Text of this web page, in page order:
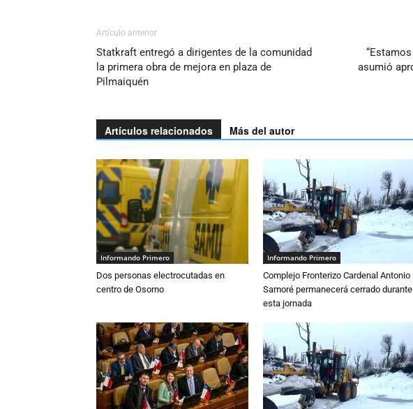
Artículo anterior
Statkraft entregó a dirigentes de la comunidad
la primera obra de mejora en plaza de
Pilmaiquén
asumió
Artículos relacionados Más del autor
Informando Primero
Dos personas electrocutadas en
centro de Osorno
Informando Primero
Complejo Fronterizo Cardenal Antonio
Samoré permanecerá cerrado durante
esta jornada